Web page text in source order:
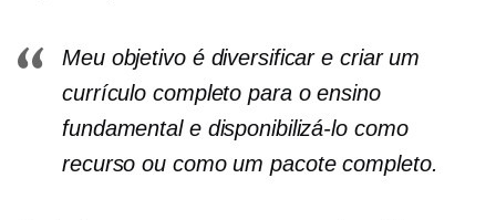
Meu objetivo é diversificar e criar um
currículo completo para o ensino
fundamental e disponibilizá-lo como
recurso ou como um pacote completo.